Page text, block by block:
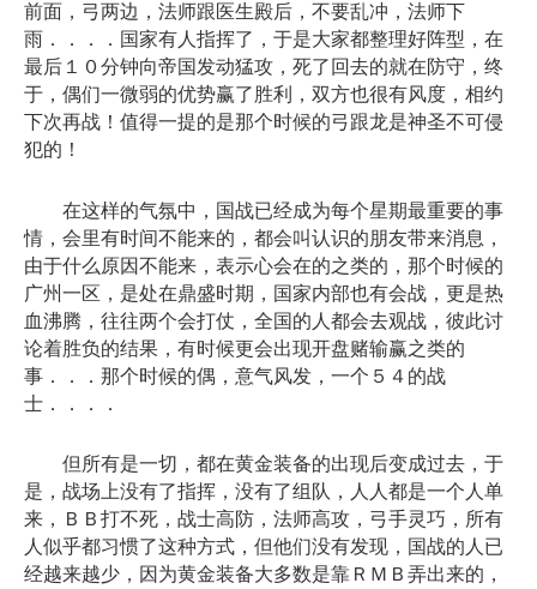
前面，弓两边，法师跟医生殿后，不要乱冲，法师下
雨．．．．国家有人指挥了，于是大家都整理好阵型，在
最后１０分钟向帝国发动猛攻，死了回去的就在防守，终
于，偶们一微弱的优势赢了胜利，双方也很有风度，相约
下次再战！值得一提的是那个时候的弓跟龙是神圣不可侵
犯的！
在这样的气氛中，国战已经成为每个星期最重要的事
情，会里有时间不能来的，都会叫认识的朋友带来消息，
由于什么原因不能来，表示心会在的之类的，那个时候的
广州一区，是处在鼎盛时期，国家内部也有会战，更是热
血沸腾，往往两个会打仗，全国的人都会去观战，彼此讨
论着胜负的结果，有时候更会出现开盘赌输赢之类的
事．．．那个时候的偶，意气风发，一个５４的战
士．．．．
但所有是一切，都在黄金装备的出现后变成过去，于
是，战场上没有了指挥，没有了组队，人人都是一个人单
来，ＢＢ打不死，战士高防，法师高攻，弓手灵巧，所有
人似乎都习惯了这种方式，但他们没有发现，国战的人已
经越来越少，因为黄金装备大多数是靠ＲＭＢ弄出来的，